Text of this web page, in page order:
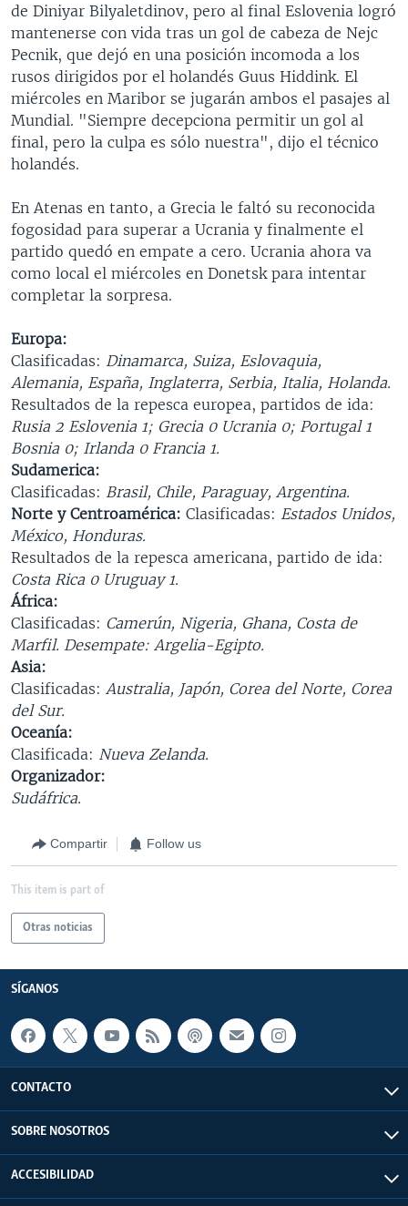
de Diniyar Bilyaletdinov, pero al final Eslovenia logró
mantenerse con vida tras un gol de cabeza de Nejc
Pecnik, que dejó en una posición incomoda a los
rusos dirigidos por el holandés Guus Hiddink. El
miércoles en Maribor se jugarán ambos el pasajes al
Mundial. "Siempre decepciona permitir un gol al
final, pero la culpa es sólo nuestra", dijo el técnico
holandés.
En Atenas en tanto, a Grecia le faltó su reconocida
fogosidad para superar a Ucrania y finalmente el
partido quedó en empate a cero. Ucrania ahora va
como local el miércoles en Donetsk para intentar
completar la sorpresa.
Europa:
Clasificadas: Dinamarca, Suiza, Eslovaquia,
Alemania, España, Inglaterra, Serbia, Italia, Holanda.
Resultados de la repesca europea, partidos de ida:
Rusia 2 Eslovenia 1; Grecia 0 Ucrania 0; Portugal 1
Bosnia 0; Irlanda 0 Francia 1.
Sudamerica:
Clasificadas: Brasil, Chile, Paraguay, Argentina.
Norte y Centroamérica: Clasificadas: Estados Unidos,
México, Honduras.
Resultados de la repesca americana, partido de ida:
Costa Rica 0 Uruguay 1.
África:
Clasificadas: Camerún, Nigeria, Ghana, Costa de
Marfil. Desempate: Argelia-Egipto.
Asia:
Clasificadas: Australia, Japón, Corea del Norte, Corea
del Sur.
Oceanía:
Clasificada: Nueva Zelanda.
Organizador:
Sudáfrica.
Compartir Follow us
This item is part of
Otras noticias
SÍGANOS
CONTACTO
SOBRE NOSOTROS
ACCESIBILIDAD